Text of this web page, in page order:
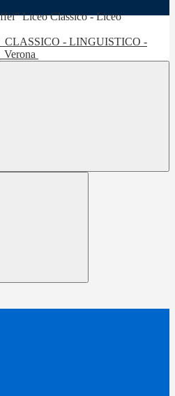
CLASSICO - LINGUISTICO -
Verona